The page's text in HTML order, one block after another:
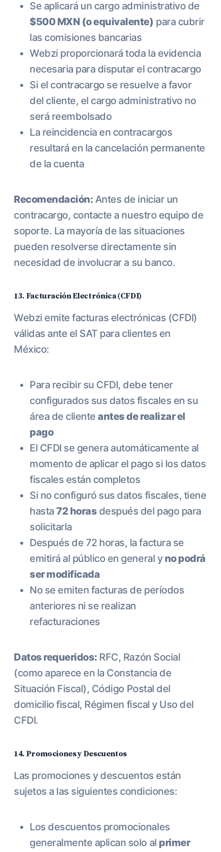
Se aplicará un cargo administrativo de
$500 MXN (o equivalente) para cubrir
las comisiones bancarias
Webzi proporcionará toda la evidencia
necesaria para disputar el contracargo
Si el contracargo se resuelve a favor
del cliente, el cargo administrativo no
será reembolsado
La reincidencia en contracargos
resultará en la cancelación permanente
de la cuenta
Recomendación: Antes de iniciar un
contracargo, contacte a nuestro equipo de
soporte. La mayoría de las situaciones
pueden resolverse directamente sin
necesidad de involucrar a su banco.
13. Facturación Electrónica (CFDI)
Webzi emite facturas electrónicas (CFDI)
válidas ante el SAT para clientes en
México:
Para recibir su CFDI, debe tener
configurados sus datos fiscales en su
área de clienteantes de realizar el
pago
El CFDI se genera automáticamente al
momento de aplicar el pago si los datos
fiscales están completos
Si no configuró sus datos fiscales, tiene
hasta72 horas después del pago para
solicitarla
Después de 72 horas, la factura se
emitirá al público en general y no podrá
ser modificada
No se emiten facturas de períodos
anteriores ni se realizan
refacturaciones
Datos requeridos: RFC, Razón Social
(como aparece en la Constancia de
Situación Fiscal), Código Postal del
domicilio fiscal, Régimen fiscal y Uso del
CFDI.
14. Promociones y Descuentos
Las promociones y descuentos están
sujetos a las siguientes condiciones:
Los descuentos promocionales
generalmente aplican solo al primer